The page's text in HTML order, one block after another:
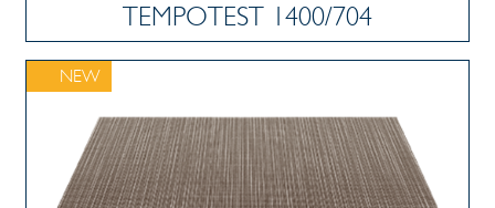
TEMPOTEST 1400/704
NEW